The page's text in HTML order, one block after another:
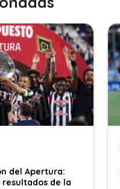
del Apertura:
de la